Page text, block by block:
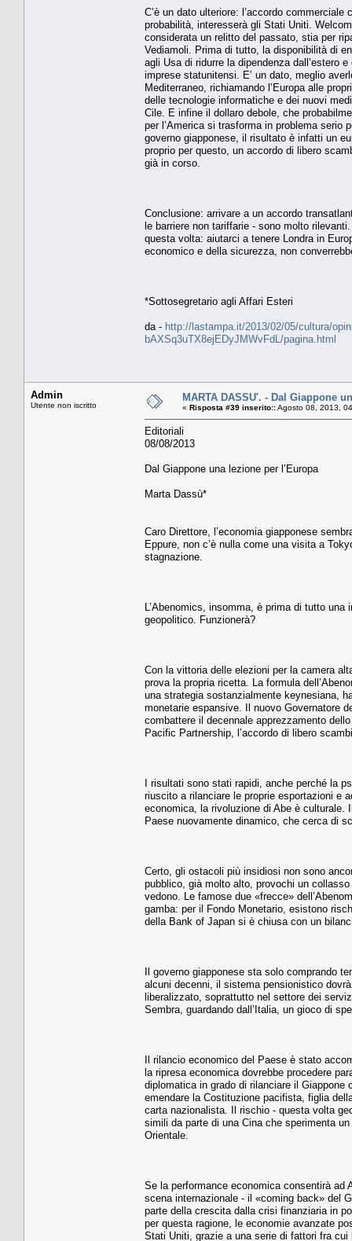
C’è un dato ulteriore: l’accordo
probabilità, interesserà gli Stati Uniti.
considerata un relitto del passato, stia per
Vediamoli. Prima di tutto, la disponibilità di
agli Usa di ridurre la dipendenza dall’estero
imprese statunitensi. E’ un dato, meglio
Mediterraneo, richiamando l’Europa alle
delle tecnologie informatiche e dei nuovi
Cile. E infine il dollaro debole, che
per l’America si trasforma in problema serio
governo giapponese, il risultato è infatti un
proprio per questo, un accordo di libero
già in corso.
Conclusione: arrivare a un accordo
le barriere non tariffarie - sono molto
questa volta: aiutarci a tenere Londra in
economico e della sicurezza, non
*Sottosegretario agli Affari Esteri
da - http://lastampa.it/2013/02/05/cultura/
bAXSq3uTX8ejEDyJMWvFdL/pagina.html
Admin
Utente non iscritto
MARTA DASSU'. - Dal Giappone
« Risposta #39 inserito::Agosto 08, 2013,
Editoriali
08/08/2013
Dal Giappone una lezione per l’Europa
Marta Dassù*
Caro Direttore, l’economia giapponese
Eppure, non c’è nulla come una visita a
stagnazione.
L’Abenomics, insomma, è prima di tutto
geopolitico. Funzionerà?
Con la vittoria delle elezioni per la camera
prova la propria ricetta. La formula
una strategia sostanzialmente keynesiana,
monetarie espansive. Il nuovo Governatore
combattere il decennale apprezzamento
Pacific Partnership, l’accordo di libero
I risultati sono stati rapidi, anche perché la
riuscito a rilanciare le proprie esportazioni e
economica, la rivoluzione di Abe è culturale.
Paese nuovamente dinamico, che cerca di
Certo, gli ostacoli più insidiosi non sono
pubblico, già molto alto, provochi un
vedono. Le famose due «frecce»
gamba: per il Fondo Monetario, esistono
della Bank of Japan si è chiusa con un
Il governo giapponese sta solo comprando
alcuni decenni, il sistema pensionistico
liberalizzato, soprattutto nel settore dei
Sembra, guardando dall’Italia, un gioco di
Il rilancio economico del Paese è stato
la ripresa economica dovrebbe procedere
diplomatica in grado di rilanciare il Giappone
emendare la Costituzione pacifista, figlia
carta nazionalista. Il rischio - questa volta
simili da parte di una Cina che sperimenta
Orientale.
Se la performance economica consentirà
scena internazionale - il «coming back» del
parte della crescita dalla crisi finanziaria in
per questa ragione, le economie avanzate
Stati Uniti, grazie a una serie di fattori fra